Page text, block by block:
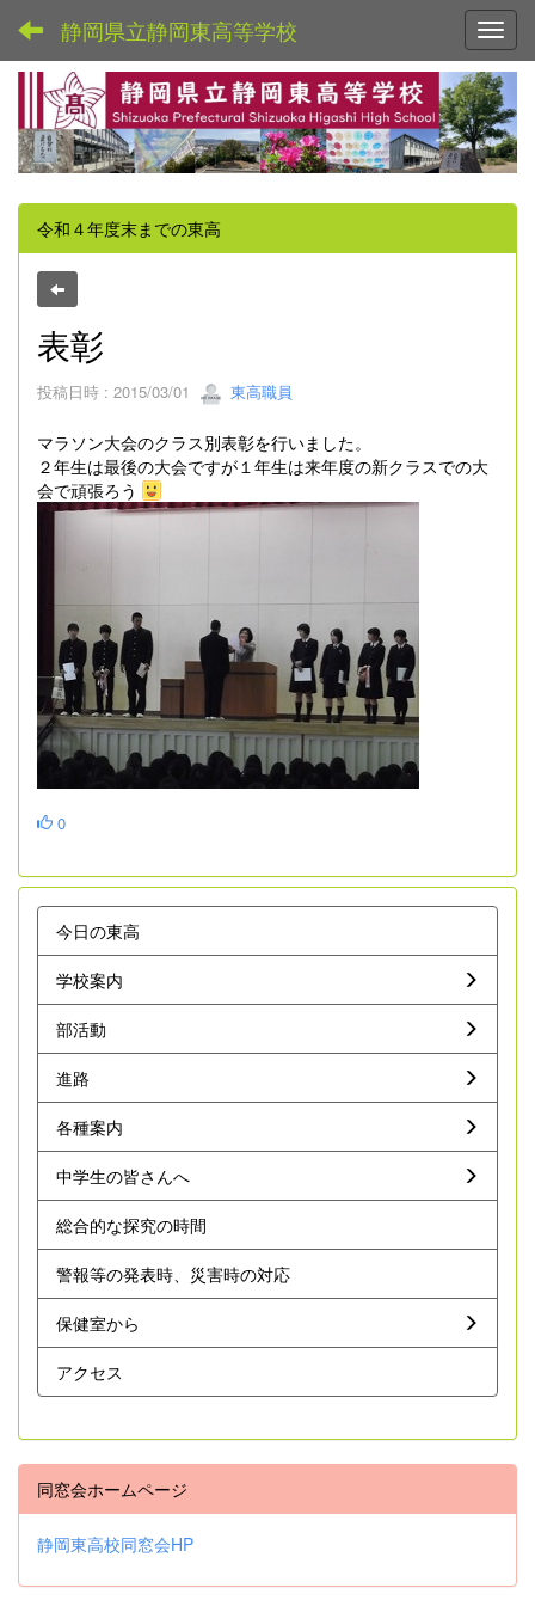
静岡県立静岡東高等学校
令和４年度末までの東高
表彰
投稿日時 : 2015/03/01 東高職員
マラソン大会のクラス別表彰を行いました。
２年生は最後の大会ですが１年生は来年度の新クラスでの大
会で頑張ろう
0
今日の東高
学校案内
部活動
進路
各種案内
中学生の皆さんへ
総合的な探究の時間
警報等の発表時、災害時の対応
保健室から
アクセス
同窓会ホームページ
静岡東高校同窓会HP